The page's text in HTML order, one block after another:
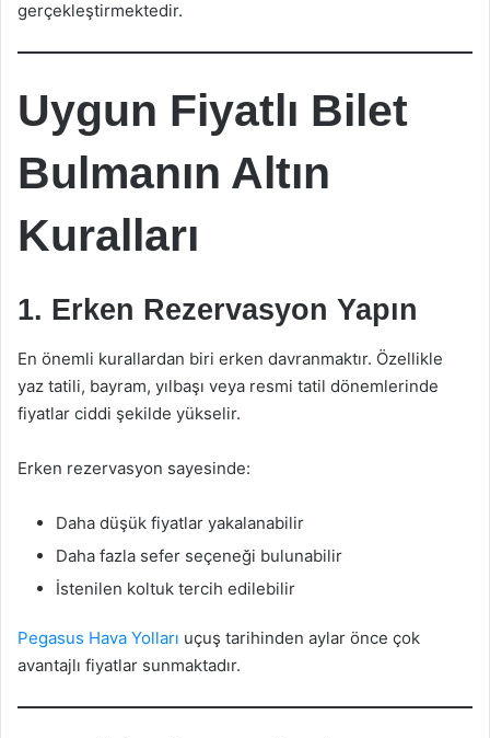
gerçekleştirmektedir.
Uygun Fiyatlı Bilet
Bulmanın Altın
Kuralları
1. Erken Rezervasyon Yapın
En önemli kurallardan biri erken davranmaktır. Özellikle
yaz tatili, bayram, yılbaşı veya resmi tatil dönemlerinde
fiyatlar ciddi şekilde yükselir.
Erken rezervasyon sayesinde:
Daha düşük fiyatlar yakalanabilir
Daha fazla sefer seçeneği bulunabilir
İstenilen koltuk tercih edilebilir
Pegasus Hava Yolları uçuş tarihinden aylar önce çok
avantajlı fiyatlar sunmaktadır.